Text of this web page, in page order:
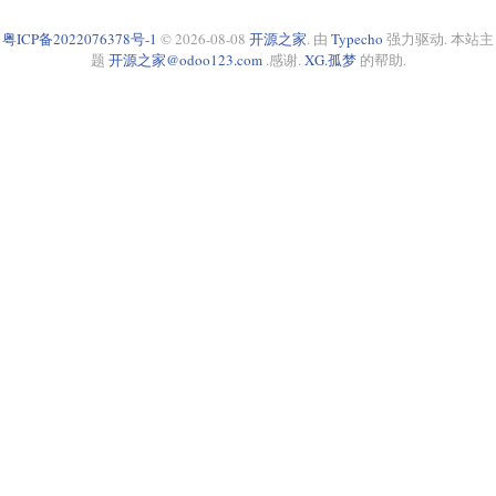
粤ICP备2022076378号-1 © 2026-08-08 开源之家. 由 Typecho 强力驱动. 本站主
题 开源之家@odoo123.com.感谢. XG.孤梦的帮助.